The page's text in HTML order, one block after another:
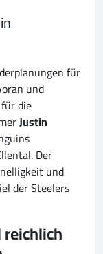
für
und
die
Justin
Der
und
der Steelers